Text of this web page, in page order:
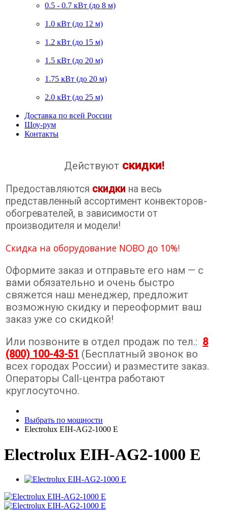
0.5 - 0.7 кВт (до 8 м)
1.0 кВт (до 12 м)
1.2 кВт (до 15 м)
1.5 кВт (до 20 м)
1.75 кВт (до 20 м)
2.0 кВт (до 25 м)
Доставка по всей России
Шоу-рум
Контакты
Действуютскидки!
Предоставляются скидки на весь
представленный ассортимент конвекторов-
обогревателей, в зависимости от
производителя и модели!
Скидка на оборудование NOBO до 10%!
Оформите заказ и отправьте его нам — с
вами обязательно и очень быстро
свяжется наш менеджер, предложит
возможную скидку и переоформит ваш
заказ уже со скидкой!
Или позвоните в отдел продаж по тел.: 8
(800) 100-43-51 (Бесплатный звонок во
всех городах России) и разместите заказ.
Операторы Call-центра работают
круглосуточно.
Выбрать по мощности
Electrolux EIH-AG2-1000 E
Electrolux EIH-AG2-1000 E